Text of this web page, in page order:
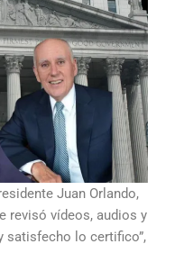
Juan Orlando,
revisó vídeos, audios y
satisfecho lo certifico”,